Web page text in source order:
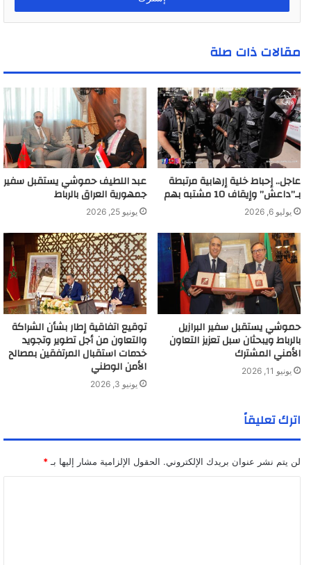
ب
د
ك
ا
ل
إ
ل
ك
ت
و
ي
مقالات ذات صلة
عاجل.. إحباط خلية إرهابية مرتبطة
بـ”داعش” وإيقاف 10 مشتبه بهم
يوليو 6, 2026
عبد اللطيف حموشي يستقبل سفير
جمهورية العراق بالرباط
يونيو 25, 2026
حموشي يستقبل سفير البرازيل
بالرباط ويبحثان سبل تعزيز التعاون
الأمني المشترك
يونيو 11, 2026
توقيع اتفاقية إطار بشأن الشراكة
والتعاون من أجل تطوير وتجويد
خدمات استقبال المرتفقين بمصالح
الأمن الوطني
يونيو 3, 2026
اترك تعليقاً
لن يتم نشر عنوان بريدك الإلكتروني. الحقول الإلزامية مشار إليها بـ *